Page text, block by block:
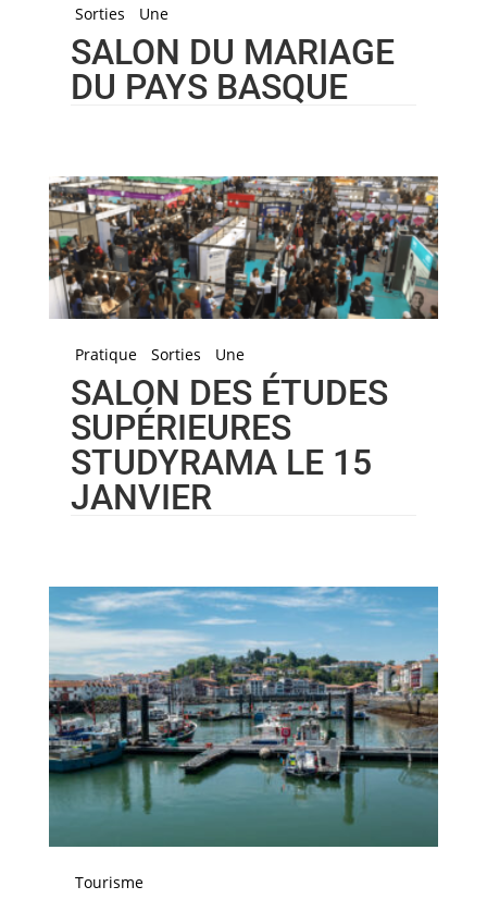
Sorties Une
SALON DU MARIAGE
DU PAYS BASQUE
Pratique Sorties Une
SALON DES ÉTUDES
SUPÉRIEURES
STUDYRAMA LE 15
JANVIER
Tourisme